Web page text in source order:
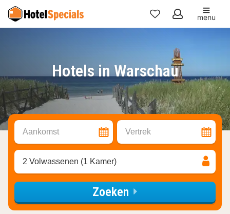
Mijn
menu
Hotels in Warschau
Aankomst Vertrek
2 Volwassenen (1 Kamer)
Zoeken